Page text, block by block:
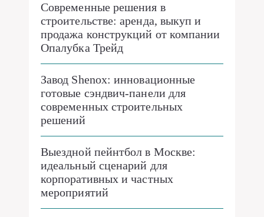
Современные решения в
строительстве: аренда, выкуп и
продажа конструкций от компании
Опалубка Трейд
Завод Shenox: инновационные
готовые сэндвич-панели для
современных строительных
решений
Выездной пейнтбол в Москве:
идеальный сценарий для
корпоративных и частных
мероприятий